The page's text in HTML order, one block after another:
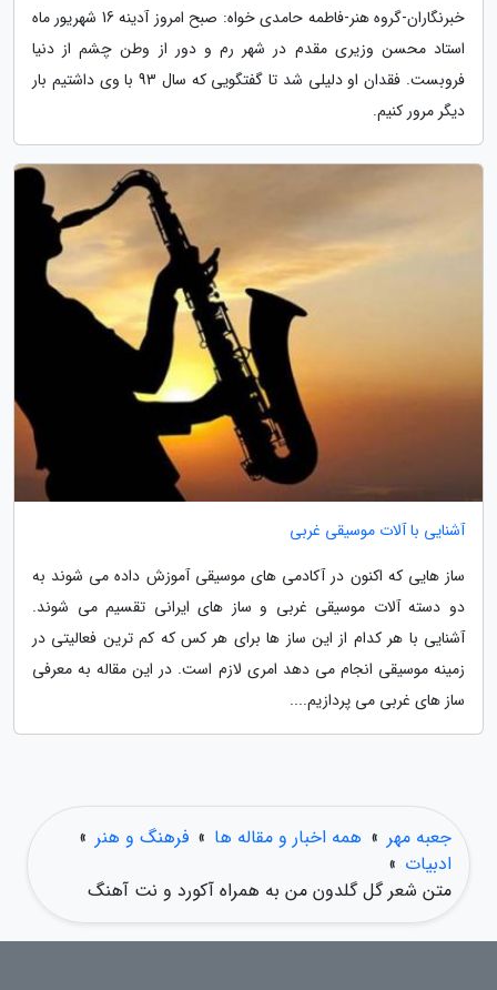
خبرنگاران-گروه هنر-فاطمه حامدی خواه: صبح امروز آدینه 16 شهریور ماه
استاد محسن وزیری مقدم در شهر رم و دور از وطن چشم از دنیا
فروبست. فقدان او دلیلی شد تا گفتگویی که سال 93 با وی داشتیم بار
دیگر مرور کنیم.
آشنایی با آلات موسیقی غربی
ساز هایی که اکنون در آکادمی های موسیقی آموزش داده می شوند به
دو دسته آلات موسیقی غربی و ساز های ایرانی تقسیم می شوند.
آشنایی با هر کدام از این ساز ها برای هر کس که کم ترین فعالیتی در
زمینه موسیقی انجام می دهد امری لازم است. در این مقاله به معرفی
ساز های غربی می پردازیم....
جعبه مهر » همه اخبار و مقاله ها » فرهنگ و هنر »
ادبیات »
متن شعر گل گلدون من به همراه آکورد و نت آهنگ